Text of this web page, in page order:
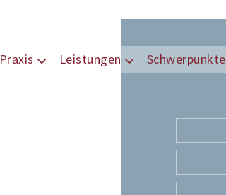
Praxis Leistungen Schwerpunkte